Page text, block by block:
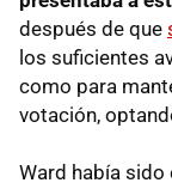
después de que
los suficientes
como para
votación,
Ward había